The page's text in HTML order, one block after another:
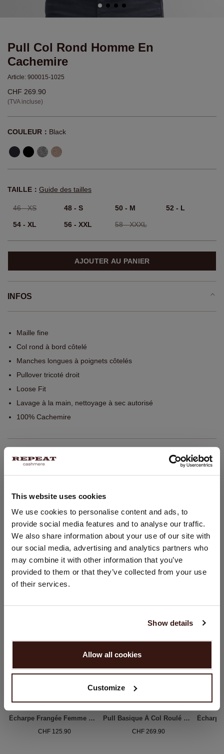
This website uses cookies
We use cookies to personalise content and ads, to
provide social media features and to analyse our traffic.
We also share information about your use of our site with
our social media, advertising and analytics partners who
may combine it with other information that you’ve
provided to them or that they’ve collected from your use
of their services.
Show details
Allow all cookies
Customize
Pull Col Rond Homme En
Cachemire
Article: 900015-1025
CHF 269.90
(TVA incluse)
COULEUR： Black
TAILLE： Guide des tailles
46 - XS 48 - S 50 - M 52 - L
54 - XL 56 - XXL 58 - XXXL
AJOUTER AU PANIER
INFOS
Maille fine
Col rond à bord côtelé
Manches longues à poignets côtelés
Pullover tricoté droit
Loose Fit
Lavage à la main, nettoyage à sec autorisé
100% Cachemire
LIVRAISON ET RETOURS
VOUS ALLEZ ADORER ÇA
Écharpe Frangée Femme — Cachemire Doux & Confort Repeat
CHF 125.90
Pull Basique À Col Roulé En Cachemire Biologique
CHF 269.90
CHANGER DE PAYS
Vous visitez Repeat cashmere depuis Suisse (CHF).
Souhaitez-vous mettre à jour votre localisation ?
États-Unis ($)
CONTINUER